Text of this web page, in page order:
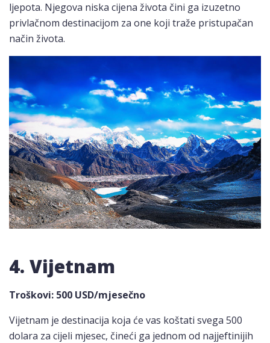
ljepota. Njegova niska cijena života čini ga izuzetno
privlačnom destinacijom za one koji traže pristupačan
način života.
4. Vijetnam
Troškovi: 500 USD/mjesečno
Vijetnam je destinacija koja će vas koštati svega 500
dolara za cijeli mjesec, čineći ga jednom od najjeftinijih